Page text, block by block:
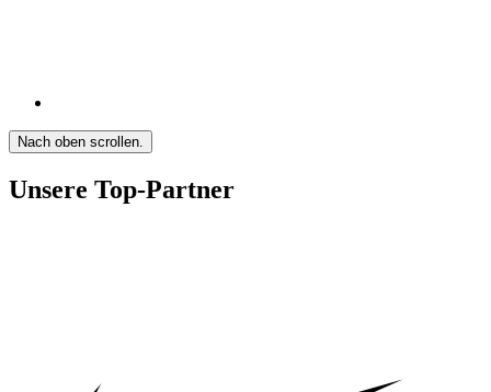
Nach oben scrollen.
Unsere Top-Partner